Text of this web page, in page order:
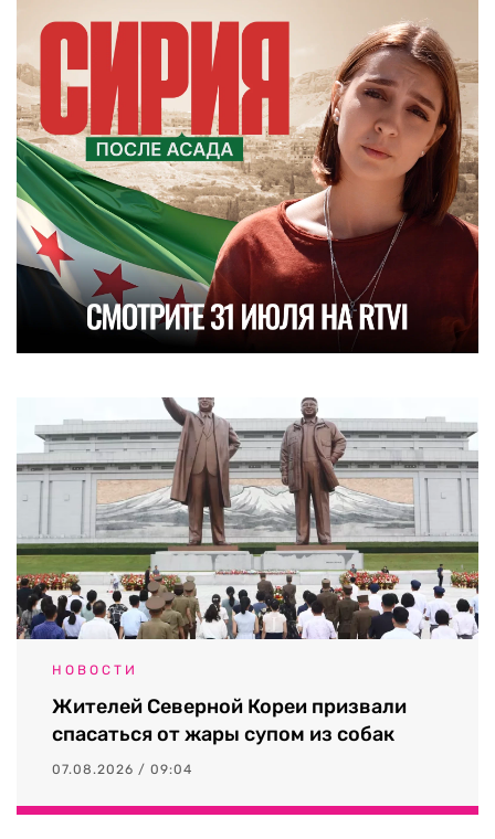
НОВОСТИ
Жителей Северной Кореи призвали
спасаться от жары супом из собак
07.08.2026 / 09:04